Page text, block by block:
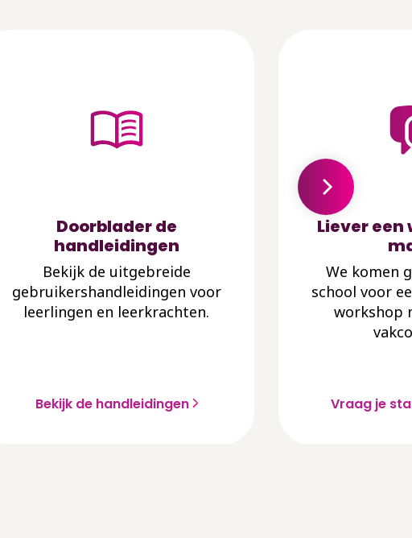
Doorblader de
handleidingen
Bekijk de uitgebreide
gebruikershandleidingen voor
leerlingen en leerkrachten.
Bekijk de handleidingen
Liever een
We komen
school voor
workshop
Vraag je